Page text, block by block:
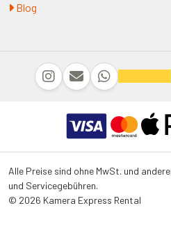
Blog
Alle Preise sind ohne MwSt. und
und Servicegebühren.
© 2026 Kamera Express Rental